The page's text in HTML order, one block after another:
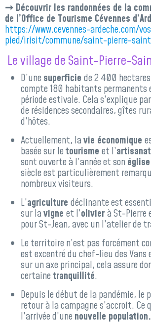
➞ Découvrir les randonnées de la
de l’Office de Tourisme Cévennes
https://www.cevennes-ardeche.com/
pied/irisit/commune/saint-pierre-
Le village de Saint-Pierre-
D’une superficie de 2 400
compte 180 habitants permanents
période estivale. Cela s’explique
de résidences secondaires, gîtes
d’hôtes.
Actuellement, lavie économique
basée sur letourisme et l’artisanat
sont ouverte à l’année et son église
siècle est particulièrement
nombreux visiteurs.
L’agriculture déclinante est
sur lavigne et l’olivierà St-Pierre
pour St-Jean, avec un l’atelier de
Le territoire n’est pas forcément
est excentré du chef-lieu des Vans
sur un axe principal, cela assure
certainetranquillité.
Depuis le début de la pandémie, le
retour à la campagne s’accroit. Ce
l’arrivée d’une nouvelle population.